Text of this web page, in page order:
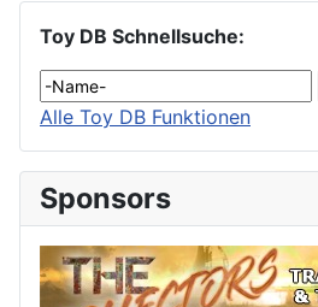
Toy DB Schnellsuche:
Alle Toy DB Funktionen
Sponsors